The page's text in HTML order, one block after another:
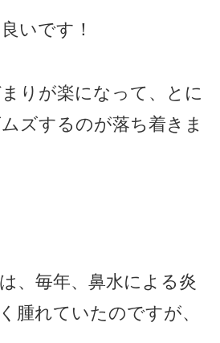
いです！
りが楽になって、とに
ズするのが落ち着きま
、毎年、鼻水による炎
腫れていたのですが、